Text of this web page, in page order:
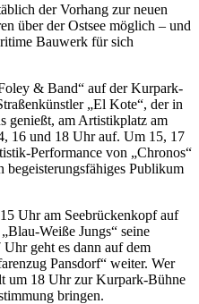
der Vorhang zur neuen
über der Ostsee möglich – und
Bauwerk für sich
& Band“ auf der Kurpark-
„El Kote“, der in
genießt, am Artistikplatz am
16 und 18 Uhr auf. Um 15, 17
Performance von „Chronos“
begeisterungsfähiges Publikum
Uhr am Seebrückenkopf auf
Weiße Jungs“ seine
geht es dann auf dem
Pansdorf“ weiter. Wer
um 18 Uhr zur Kurpark-Bühne
bringen.